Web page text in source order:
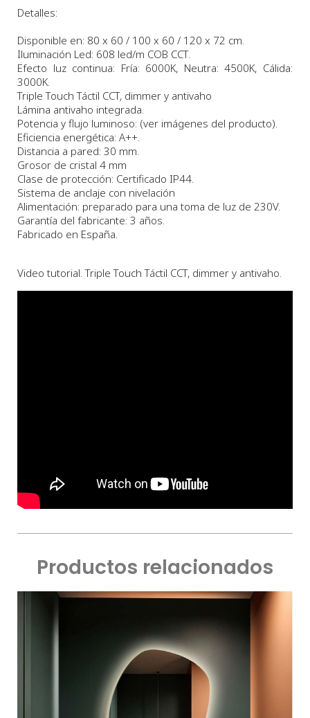
Detalles:
Disponible en: 80 x 60 / 100 x 60 / 120 x 72 cm.
Iluminación Led: 608 led/m COB CCT.
Efecto luz continua: Fría: 6000K, Neutra: 4500K, Cálida:
3000K.
Triple Touch Táctil CCT, dimmer y antivaho
Lámina antivaho integrada.
Potencia y flujo luminoso: (ver imágenes del producto).
Eficiencia energética: A++.
Distancia a pared: 30 mm.
Grosor de cristal 4 mm
Clase de protección: Certificado IP44.
Sistema de anclaje con nivelación
Alimentación: preparado para una toma de luz de 230V.
Garantía del fabricante: 3 años.
Fabricado en España.
Video tutorial. Triple Touch Táctil CCT, dimmer y antivaho.
Productos relacionados